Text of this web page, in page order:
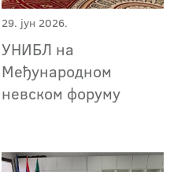
29. јун 2026.
УНИБЛ на
Међународном
невском форуму